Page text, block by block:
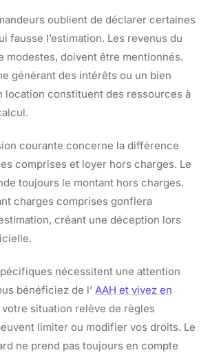
oublient de déclarer certaines
fausse l’estimation. Les revenus du
modestes, doivent être mentionnés.
générant des intérêts ou un bien
location constituent des ressources à
courante concerne la différence
comprises et loyer hors charges. Le
toujours le montant hors charges.
charges comprises gonflera
créant une déception lors
nécessitent une attention
bénéficiez de l’ AAH et vivez en
votre situation relève de règles
limiter ou modifier vos droits. Le
ne prend pas toujours en compte